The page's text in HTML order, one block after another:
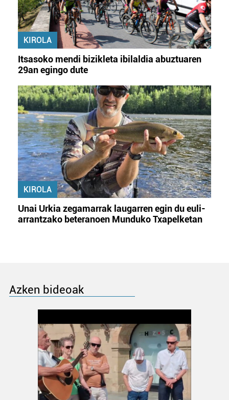
KIROLA
Itsasoko mendi bizikleta ibilaldia abuztuaren
29an egingo dute
KIROLA
Unai Urkia zegamarrak laugarren egin du euli-
arrantzako beteranoen Munduko Txapelketan
Azken bideoak